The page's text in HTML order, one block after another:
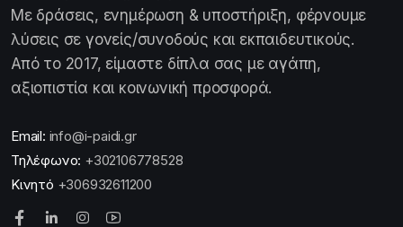
Με δράσεις, ενημέρωση & υποστήριξη, φέρνουμε
λύσεις σε γονείς/συνοδούς και εκπαιδευτικούς.
Από το 2017, είμαστε δίπλα σας με αγάπη,
αξιοπιστία και κοινωνική προσφορά.
Email: info@i-paidi.gr
Τηλέφωνο: +302106778528
Κινητό +306932611200